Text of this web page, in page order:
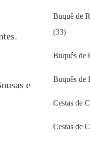
e
Buquê de
(33)
Buquês de
Buquês de
Cestas de
Cestas de